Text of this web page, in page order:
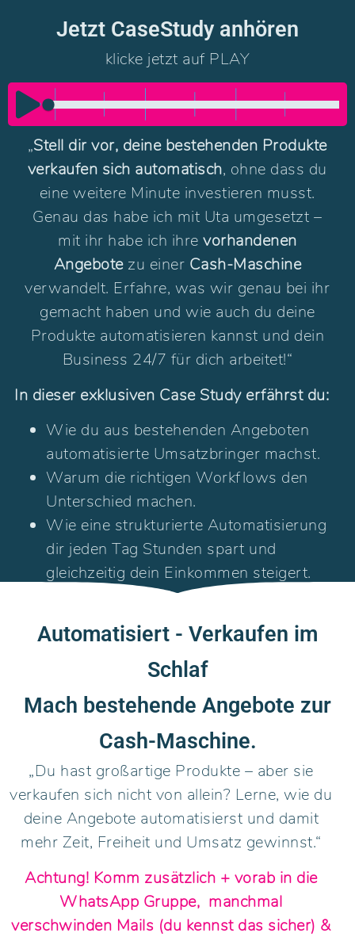
Jetzt CaseStudy anhören
klicke jetzt auf PLAY
Audio-
Player
„Stell dir vor, deine bestehenden Produkte
verkaufen sich automatisch, ohne dass du
eine weitere Minute investieren musst.
Genau das habe ich mit Uta umgesetzt –
mit ihr habe ich ihrevorhandenen
Angebotezu einer Cash-Maschine
verwandelt. Erfahre, was wir genau bei ihr
gemacht haben und wie auch du deine
Produkte automatisieren kannst und dein
Business 24/7 für dich arbeitet!“
In dieser exklusiven Case Study erfährst du:
Wie du aus bestehenden Angeboten
automatisierte Umsatzbringer machst.
Warum die richtigen Workflows den
Unterschied machen.
Wie eine strukturierte Automatisierung
dir jeden Tag Stunden spart und
gleichzeitig dein Einkommen steigert.
Automatisiert - Verkaufen im
Schlaf
Mach bestehende Angebote zur
Cash-Maschine.
„Du hast großartige Produkte – aber sie
verkaufen sich nicht von allein? Lerne, wie du
deine Angebote automatisierst und damit
mehr Zeit, Freiheit und Umsatz gewinnst.“
Achtung! Komm zusätzlich + vorab in die
WhatsApp Gruppe, manchmal
verschwinden Mails (du kennst das sicher) &